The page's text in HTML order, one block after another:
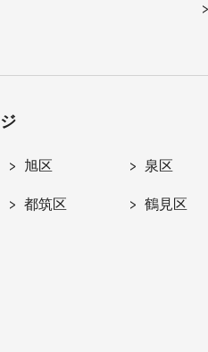
旭区 泉区
都筑区 鶴見区